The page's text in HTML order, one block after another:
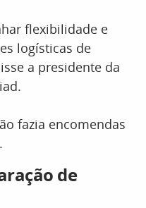
flexibilidade e
logísticas de
a presidente da
fazia encomendas
de